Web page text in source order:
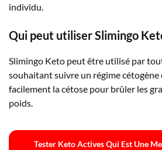
individu.
Qui peut utiliser Slimingo
Slimingo Keto peut être utilisé par
souhaitant suivre un régime
facilement la cétose pour brûler les
poids.
Tester Keto Actives Qui Est Une